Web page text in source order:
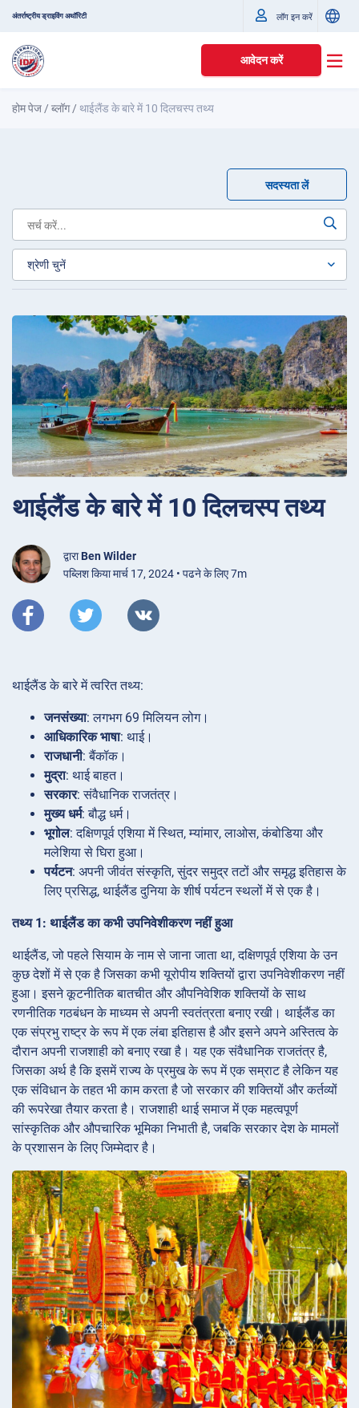
अंतर्राष्ट्रीय ड्राइविंग अथॉरिटी लॉग इन करें
आवेदन करें
होम पेज /ब्लॉग/ थाईलैंड के बारे में 10 दिलचस्प तथ्य
सदस्यता लें
थाईलैंड के बारे में 10 दिलचस्प तथ्य
द्वाराBen Wilder
पब्लिश किया मार्च 17, 2024 • पढने के लिए 7m
थाईलैंड के बारे में त्वरित तथ्य:
जनसंख्या: लगभग 69 मिलियन लोग।
आधिकारिक भाषा: थाई।
राजधानी: बैंकॉक।
मुद्रा: थाई बाहत।
सरकार: संवैधानिक राजतंत्र।
मुख्य धर्म: बौद्ध धर्म।
भूगोल: दक्षिणपूर्व एशिया में स्थित, म्यांमार, लाओस, कंबोडिया और
मलेशिया से घिरा हुआ।
पर्यटन: अपनी जीवंत संस्कृति, सुंदर समुद्र तटों और समृद्ध इतिहास के
लिए प्रसिद्ध, थाईलैंड दुनिया के शीर्ष पर्यटन स्थलों में से एक है।
तथ्य 1: थाईलैंड का कभी उपनिवेशीकरण नहीं हुआ
थाईलैंड, जो पहले सियाम के नाम से जाना जाता था, दक्षिणपूर्व एशिया के उन
कुछ देशों में से एक है जिसका कभी यूरोपीय शक्तियों द्वारा उपनिवेशीकरण नहीं
हुआ। इसने कूटनीतिक बातचीत और औपनिवेशिक शक्तियों के साथ
रणनीतिक गठबंधन के माध्यम से अपनी स्वतंत्रता बनाए रखी। थाईलैंड का
एक संप्रभु राष्ट्र के रूप में एक लंबा इतिहास है और इसने अपने अस्तित्व के
दौरान अपनी राजशाही को बनाए रखा है। यह एक संवैधानिक राजतंत्र है,
जिसका अर्थ है कि इसमें राज्य के प्रमुख के रूप में एक सम्राट है लेकिन यह
एक संविधान के तहत भी काम करता है जो सरकार की शक्तियों और कर्तव्यों
की रूपरेखा तैयार करता है। राजशाही थाई समाज में एक महत्वपूर्ण
सांस्कृतिक और औपचारिक भूमिका निभाती है, जबकि सरकार देश के मामलों
के प्रशासन के लिए जिम्मेदार है।